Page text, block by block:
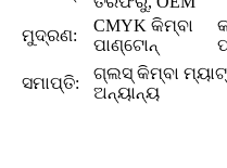
ମୁଦ୍ରଣ:
CMYK କିମ୍ବା
ପାଣ୍ଟୋନ୍
ସମାପ୍ତି:
ଗ୍ଲସ୍ କିମ୍ବା
ଅନ୍ୟାନ୍ୟ